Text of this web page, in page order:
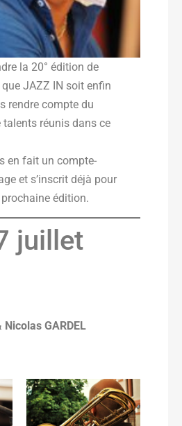
la 20° édition de
JAZZ IN soit enfin
rendre compte du
réunis dans ce
en fait un compte-
et s’inscrit déjà pour
édition.
juillet
Nicolas GARDEL